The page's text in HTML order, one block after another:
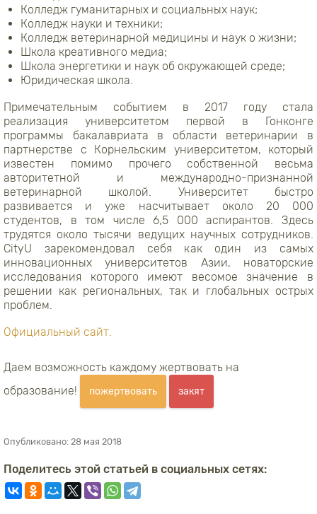
Колледж гуманитарных и социальных наук;
Колледж науки и техники;
Колледж ветеринарной медицины и наук о жизни;
Школа креативного медиа;
Школа энергетики и наук об окружающей среде;
Юридическая школа.
Примечательным событием в 2017 году стала
реализация университетом первой в Гонконге
программы бакалавриата в области ветеринарии в
партнерстве с Корнельским университетом, который
известен помимо прочего собственной весьма
авторитетной и международно-признанной
ветеринарной школой. Университет быстро
развивается и уже насчитывает около 20 000
студентов, в том числе 6,5 000 аспирантов. Здесь
трудятся около тысячи ведущих научных сотрудников.
CityU зарекомендовал себя как один из самых
инновационных университетов Азии, новаторские
исследования которого имеют весомое значение в
решении как региональных, так и глобальных острых
проблем.
Официальный сайт.
Даем возможность каждому жертвовать на
образование!
пожертвовать закят
Опубликовано: 28 мая 2018
Поделитесь этой статьей в социальных сетях: